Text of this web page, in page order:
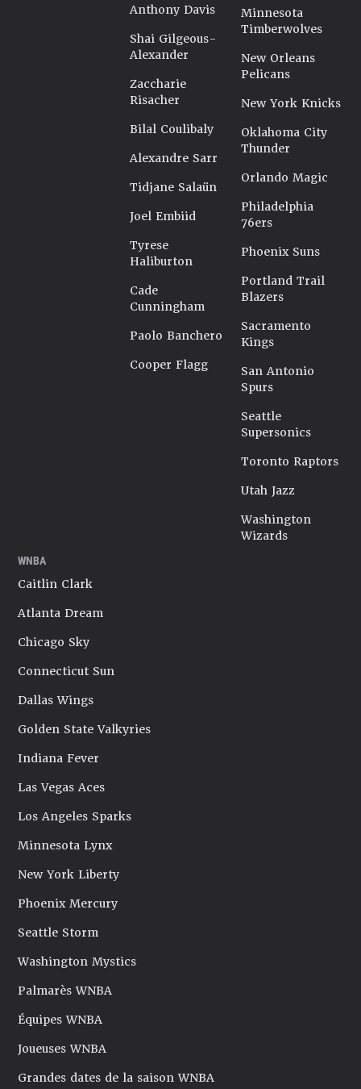
Anthony Davis
Shai Gilgeous-
Alexander
Zaccharie
Risacher
Bilal Coulibaly
Alexandre Sarr
Tidjane Salaün
Joel Embiid
Tyrese
Haliburton
Cade
Cunningham
Paolo Banchero
Cooper Flagg
Minnesota
Timberwolves
New Orleans
Pelicans
New York Knicks
Oklahoma City
Thunder
Orlando Magic
Philadelphia
76ers
Phoenix Suns
Portland Trail
Blazers
Sacramento
Kings
San Antonio
Spurs
Seattle
Supersonics
Toronto Raptors
Utah Jazz
Washington
Wizards
WNBA
Caitlin Clark
Atlanta Dream
Chicago Sky
Connecticut Sun
Dallas Wings
Golden State Valkyries
Indiana Fever
Las Vegas Aces
Los Angeles Sparks
Minnesota Lynx
New York Liberty
Phoenix Mercury
Seattle Storm
Washington Mystics
Palmarès WNBA
Équipes WNBA
Joueuses WNBA
Grandes dates de la saison WNBA